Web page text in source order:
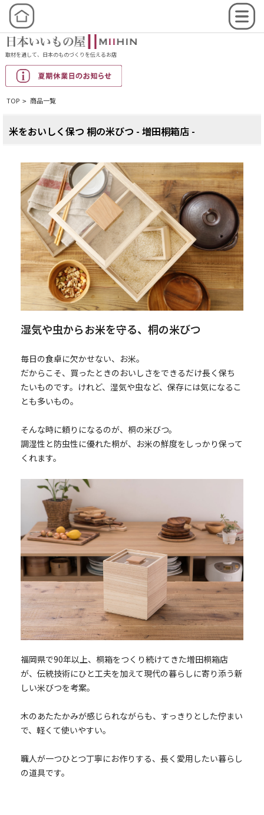
取材を通して、日本のものづくりを伝えるお店
TOP > 商品一覧
米をおいしく保つ 桐の米びつ - 増田桐箱店 -
湿気や虫からお米を守る、桐の米びつ
毎日の食卓に欠かせない、お米。
だからこそ、買ったときのおいしさをできるだけ長く保ち
たいものです。けれど、湿気や虫など、保存には気になるこ
とも多いもの。
そんな時に頼りになるのが、桐の米びつ。
調湿性と防虫性に優れた桐が、お米の鮮度をしっかり保って
くれます。
福岡県で90年以上、桐箱をつくり続けてきた増田桐箱店
が、伝統技術にひと工夫を加えて現代の暮らしに寄り添う新
しい米びつを考案。
木のあたたかみが感じられながらも、すっきりとした佇まい
で、軽くて使いやすい。
職人が一つひとつ丁寧にお作りする、長く愛用したい暮らし
の道具です。